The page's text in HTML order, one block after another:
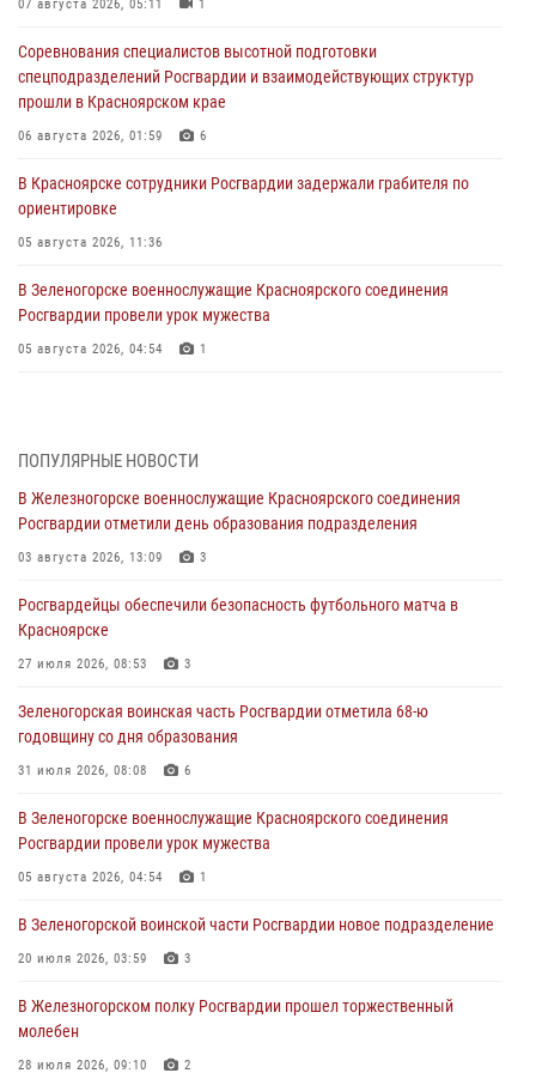
07 августа 2026, 05:11 1
Соревнования специалистов высотной подготовки
спецподразделений Росгвардии и взаимодействующих структур
прошли в Красноярском крае
06 августа 2026, 01:59 6
В Красноярске сотрудники Росгвардии задержали грабителя по
ориентировке
05 августа 2026, 11:36
В Зеленогорске военнослужащие Красноярского соединения
Росгвардии провели урок мужества
05 августа 2026, 04:54 1
05 августа 2026, 04:52 1
В Красноярске сотрудники вневедомственной охраны Росгвардии
задержали подозреваемого в серии краж из гипермаркета
04 августа 2026, 09:57
Сотрудники Росгвардии обеспечили общественный порядок во
время проведения экстремального заплыва в Дудинке
04 августа 2026, 08:36
В Красноярске сотрудники Росгвардии задержали подозреваемого
в серии краж из супермаркета
04 августа 2026, 06:50
Военнослужащие Красноярского соединения Росгвардии
познакомили отдыхающих детей с тонкостями РХБ защиты
03 августа 2026, 13:12 2
ПОПУЛЯРНЫЕ НОВОСТИ
В Железногорске военнослужащие Красноярского соединения
Росгвардии отметили день образования подразделения
03 августа 2026, 13:09 3
Росгвардейцы обеспечили безопасность футбольного матча в
Красноярске
27 июля 2026, 08:53 3
Зеленогорская воинская часть Росгвардии отметила 68-ю
годовщину со дня образования
31 июля 2026, 08:08 6
В Зеленогорске военнослужащие Красноярского соединения
Росгвардии провели урок мужества
05 августа 2026, 04:54 1
В Зеленогорской воинской части Росгвардии новое подразделение
20 июля 2026, 03:59 3
В Железногорском полку Росгвардии прошел торжественный
молебен
28 июля 2026, 09:10 2